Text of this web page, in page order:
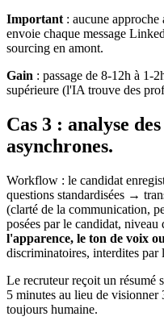
Important : aucune
envoie chaque message
sourcing en amont.
Gain : passage de 8-12h à 1-
supérieure (l'IA trouve des
Cas 3 : analyse
asynchrones.
Workflow : le candidat
questions standardisées →
(clarté de la communication,
posées par le candidat, niveau
l'apparence, le ton de voix
discriminatoires, interdites
Le recruteur reçoit un résumé
5 minutes au lieu de
toujours humaine.